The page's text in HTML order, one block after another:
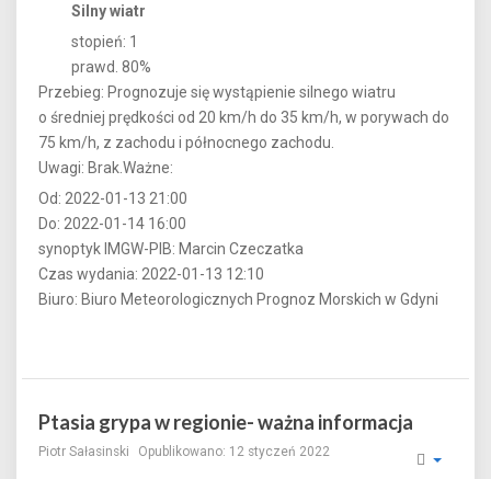
Silny wiatr
stopień: 1
prawd. 80%
Przebieg: Prognozuje się wystąpienie silnego wiatru
o średniej prędkości od 20 km/h do 35 km/h, w porywach do
75 km/h, z zachodu i północnego zachodu.
Uwagi: Brak.Ważne:
Od: 2022-01-13 21:00
Do: 2022-01-14 16:00
synoptyk IMGW-PIB: Marcin Czeczatka
Czas wydania: 2022-01-13 12:10
Biuro: Biuro Meteorologicznych Prognoz Morskich w Gdyni
Ptasia grypa w regionie- ważna informacja
Piotr Sałasinski Opublikowano: 12 styczeń 2022